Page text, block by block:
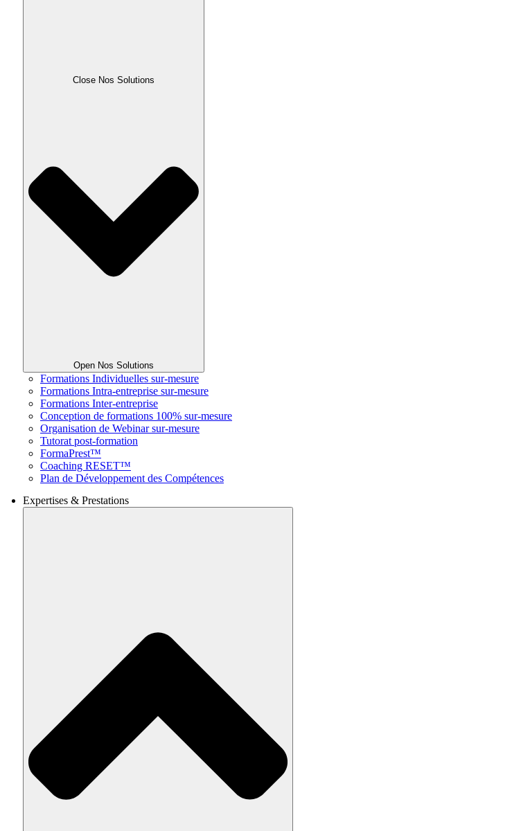
Close Nos Solutions
Open Nos Solutions
Formations Individuelles sur-mesure
Formations Intra-entreprise sur-mesure
Formations Inter-entreprise
Conception de formations 100% sur-mesure
Organisation de Webinar sur-mesure
Tutorat post-formation
FormaPrest™
Coaching RESET™
Plan de Développement des Compétences
Expertises & Prestations